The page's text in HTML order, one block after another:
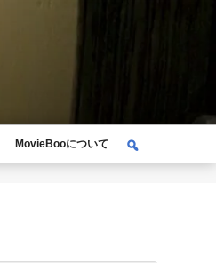
MovieBooについて
検